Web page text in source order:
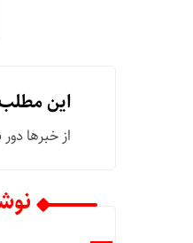
این مطلب
از خبرها